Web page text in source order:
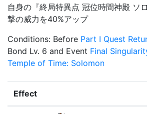
自身の『終局特異点 冠位時間神殿 ソ
撃の威力を40%アップ
Conditions: Before Part I Quest
Bond Lv. 6 and Event Final
Temple of Time: Solomon
Effect